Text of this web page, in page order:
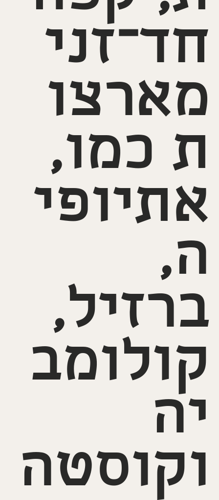
חד־זני
מארצו
ת כמו,
אתיופי
ה,
ברזיל,
קולומב
יה
וקוסטה